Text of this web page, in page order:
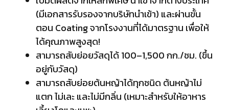
(มีเอกสารรับรองจากบริษัทนำเข้า) และผ่านขั้น
ตอน Coating จากโรงงานที่ได้มาตรฐาน เพื่อให้
ได้คุณภาพสูงสุด!
สามารถสับย่อยวัสดุได้ 100–1,500 กก./ชม. (ขึ้น
อยู่กับวัสดุ)
สามารถสับย่อยต้นหญ้าได้ทุกชนิด ต้นหญ้าไม่
แตก ไม่เละ และไม่มีกลิ่น (เหมาะสำหรับให้อาหาร